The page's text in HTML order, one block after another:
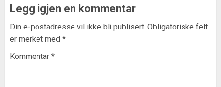
Legg igjen en kommentar
Din e-postadresse vil ikke bli publisert. Obligatoriske felt
er merket med *
Kommentar *